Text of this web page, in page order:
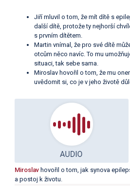
Jiří mluvil o tom, že mít dítě s
další dítě, protože ty nejhorší
s prvním dítětem.
Martin vnímal, že pro své dítě
otcům něco navíc. To mu
situaci, tak sebe sama.
Miroslav hovořil o tom, že mu
uvědomit si, co je v jeho životě
Miroslav hovořil o tom, jak synova
a postoj k životu.